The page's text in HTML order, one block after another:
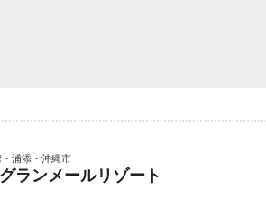
浦添・沖縄市
ランメールリゾート